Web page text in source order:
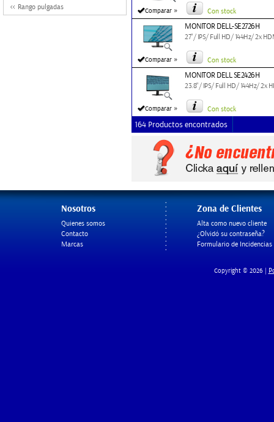
Rango pulgadas
Comparar » Con stock
Comparar »
MONITOR DELL-SE2726H
27"/ IPS/ Full HD/ 144Hz/ 2x
Con stock
Comparar »
MONITOR DELL SE2426H
23.8"/ IPS/ Full HD/ 144Hz/ 2x
Con stock
164 Productos encontrados
Nosotros
Quienes somos
Contacto
Marcas
Zona de Clientes
Alta como nuevo cliente
¿Olvidó su contraseña?
Formulario de Incidencias
Copyright © 2026 |